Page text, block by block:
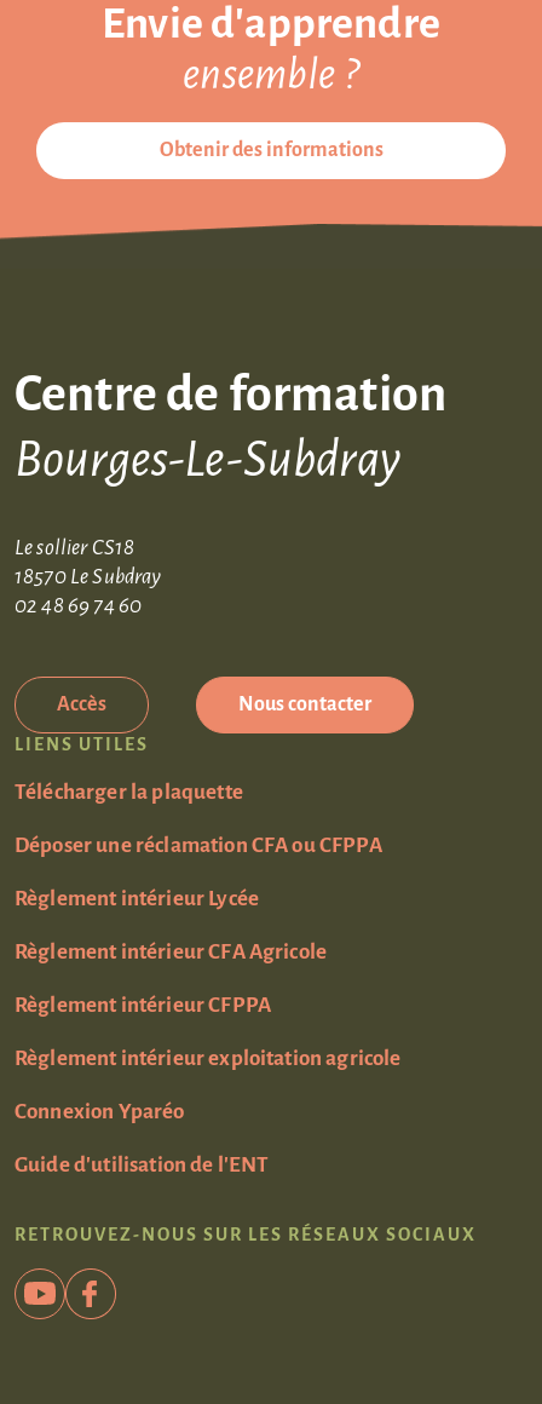
Envie d'apprendre
ensemble ?
Obtenir des informations
Centre de formation
Bourges-Le-Subdray
Le sollier CS18
18570 Le Subdray
02 48 69 74 60
Accès Nous contacter
LIENS UTILES
Télécharger la plaquette
Déposer une réclamation CFA ou CFPPA
Règlement intérieur Lycée
Règlement intérieur CFA Agricole
Règlement intérieur CFPPA
Règlement intérieur exploitation agricole
Connexion Yparéo
Guide d'utilisation de l'ENT
RETROUVEZ-NOUS SUR LES RÉSEAUX SOCIAUX